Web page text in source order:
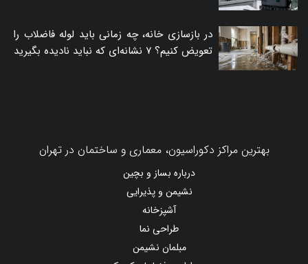
در بازسازی خانه، چه زمانی باید لوله فاضلاب را
تعویض کنیم؟ ۷ نشانه‌ای که نباید نادیده بگیرید
بهترین مراکز دکوراسیون، معماری و ساختمان در تهران
درباره بساز و بچین
نشیمن و پذیرایی
آشپزخانه
طراحی نما
مبلمان نشیمن